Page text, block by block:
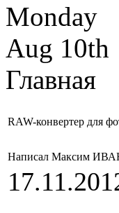
Monday
Aug 10th
Главная
RAW-конвертер для
Написал Максим